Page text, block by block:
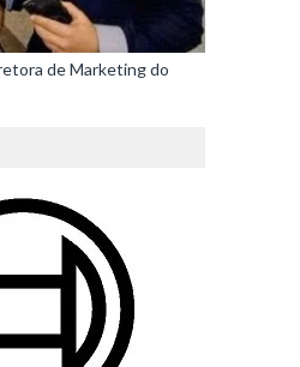
de Marketing do